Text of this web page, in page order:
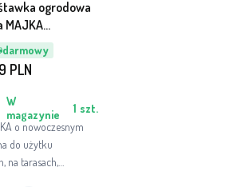
darmowy
ogrodowa
MAJKA
o nowoczesnym
do użytku
na tarasach,
W
magazynie
1 szt.
PLN